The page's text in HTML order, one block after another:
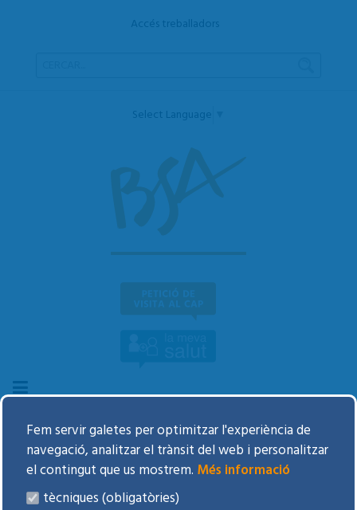
Accés treballadors
Select Language
FULLS D'INFORMACIÓ A L'USUARI -
ONCOLOGIA
Fem servir galetes per optimitzar l'experiència de
navegació, analitzar el trànsit del web i personalitzar
el contingut que us mostrem. Més informació
tècniques (obligatòries)